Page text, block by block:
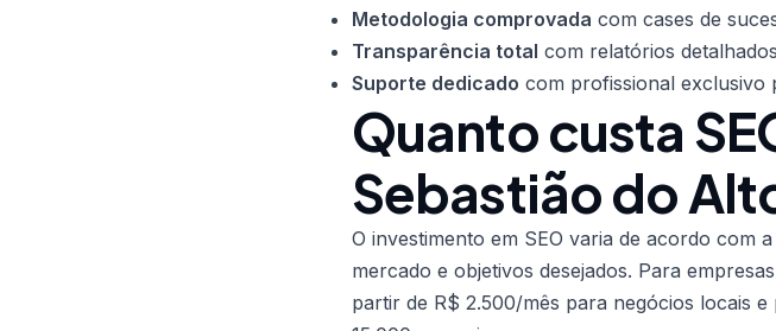
Metodologia comprovada com cases de
Transparência total com relatórios
Suporte dedicado com profissional exclusivo
Quanto custa
Sebastião do
O investimento em SEO varia de acordo com
mercado e objetivos desejados. Para
partir de R$ 2.500/mês para negócios locais